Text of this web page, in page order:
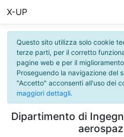
X-UP
Questo sito utilizza solo cookie
terze parti, per il corretto
pagine web e per il
Proseguendo la navigazione del
"Accetto" acconsenti all'uso dei
maggiori dettagli.
Dipartimento di